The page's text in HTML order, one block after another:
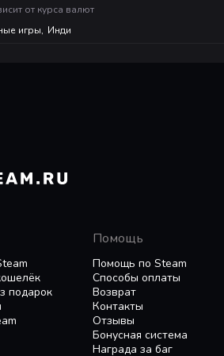
Ann Sharova
от курса валют
игры, Инди
подарок
Помощь
Помощь по Steam
Способы оплаты
Возврат
Контакты
Отзывы
Бонусная система
Награда за баг